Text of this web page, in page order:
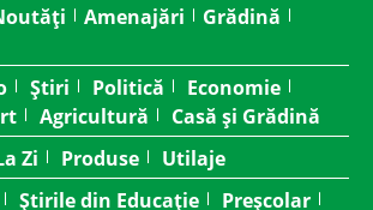
Amenajări
Grădină
Știri Politică
Economie
Agricultură
Casă și Grădină
Zi Produse
Utilaje
Știrile din Educație Preșcolar